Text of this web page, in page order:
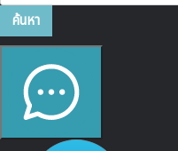
ค้นหา